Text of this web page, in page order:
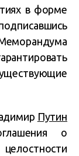
в форме
Путин
о